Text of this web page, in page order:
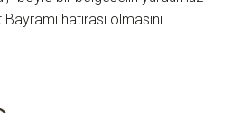
hatırası olmasını